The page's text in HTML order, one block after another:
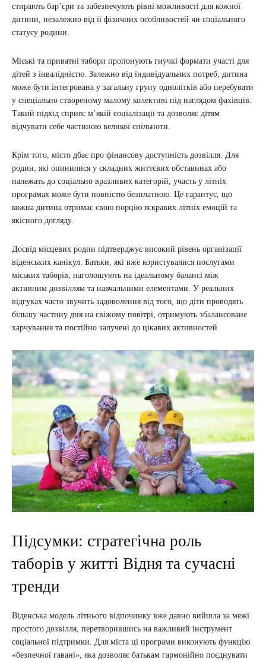
стирають бар’єри та забезпечують рівні можливості для кожної
дитини, незалежно від її фізичних особливостей чи соціального
статусу родини.
Міські та приватні табори пропонують гнучкі формати участі для
дітей з інвалідністю. Залежно від індивідуальних потреб, дитина
може бути інтегрована у загальну групу однолітків або перебувати
у спеціально створеному малому колективі під наглядом фахівців.
Такий підхід сприяє м’якій соціалізації та дозволяє дітям
відчувати себе частиною великої спільноти.
Крім того, місто дбає про фінансову доступність дозвілля. Для
родин, які опинилися у складних життєвих обставинах або
належать до соціально вразливих категорій, участь у літніх
програмах може бути повністю безплатною. Це гарантує, що
кожна дитина отримає свою порцію яскравих літніх емоцій та
якісного догляду.
Досвід місцевих родин підтверджує високий рівень організації
віденських канікул. Батьки, які вже користувалися послугами
міських таборів, наголошують на ідеальному балансі між
активним дозвіллям та навчальними елементами. У реальних
відгуках часто звучить задоволення від того, що діти проводять
більшу частину дня на свіжому повітрі, отримують збалансоване
харчування та постійно залучені до цікавих активностей.
Підсумки: стратегічна роль
таборів у житті Відня та сучасні
тренди
Віденська модель літнього відпочинку вже давно вийшла за межі
простого дозвілля, перетворившись на важливий інструмент
соціальної підтримки. Для міста ці програми виконують функцію
«безпечної гавані», яка дозволяє батькам гармонійно поєднувати